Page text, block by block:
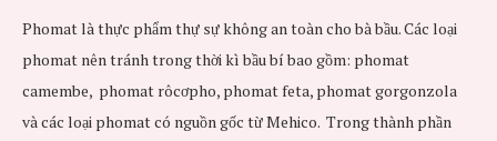
Phomat là thực phẩm thự sự không an toàn cho bà bầu. Các loại
phomat nên tránh trong thời kì bầu bí bao gồm: phomat
camembe, phomat rôcơpho, phomat feta, phomat gorgonzola
và các loại phomat có nguồn gốc từ Mehico. Trong thành phần